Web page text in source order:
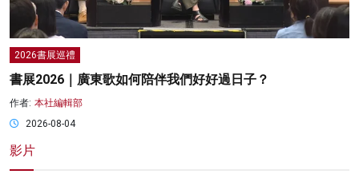
2026書展巡禮
書展2026｜廣東歌如何陪伴我們好好過日子？
作者: 本社編輯部
2026-08-04
影片